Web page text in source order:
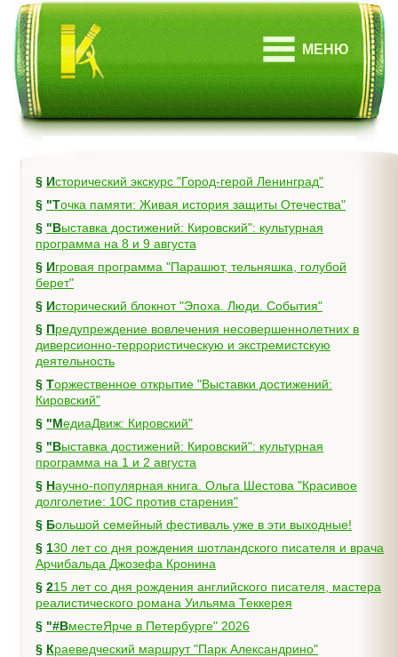
МЕНЮ
§
Исторический экскурс "Город-герой Ленинград"
§
"Точка памяти: Живая история защиты Отечества"
§ "Выставка достижений: Кировский": культурная
программа на 8 и 9 августа
§ Игровая программа "Парашют, тельняшка, голубой
берет"
§
Исторический блокнот "Эпоха. Люди. События"
§ Предупреждение вовлечения несовершеннолетних в
диверсионно-террористическую и экстремистскую
деятельность
§ Торжественное открытие "Выставки достижений:
Кировский"
§
"МедиаДвиж: Кировский"
§ "Выставка достижений: Кировский": культурная
программа на 1 и 2 августа
§ Научно-популярная книга. Ольга Шестова "Красивое
долголетие: 10C против старения"
§
Большой семейный фестиваль уже в эти выходные!
§ 130 лет со дня рождения шотландского писателя и врача
Арчибальда Джозефа Кронина
§ 215 лет со дня рождения английского писателя, мастера
реалистического романа Уильяма Теккерея
§
"#ВместеЯрче в Петербурге" 2026
§
Краеведческий маршрут "Парк Александрино"